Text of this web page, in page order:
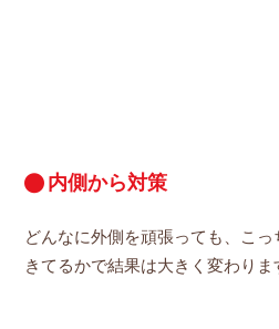
内側から対策
どんなに外側を頑張っても、こ
きてるかで結果は大きく変わりま